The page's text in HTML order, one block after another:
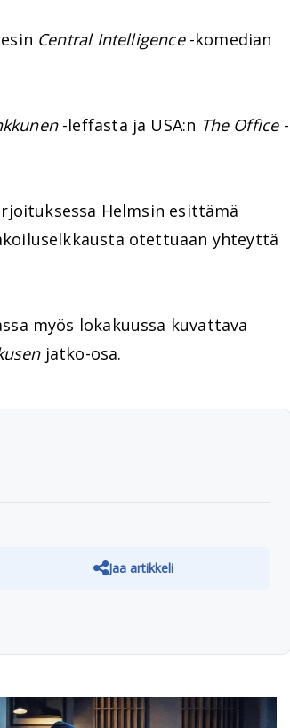
Central Intelligence-komedian
-leffasta ja USA:n The Office-
Helmsin esittämä
otettuaan yhteyttä
myös lokakuussa kuvattava
jatko-osa.
Jaa artikkeli